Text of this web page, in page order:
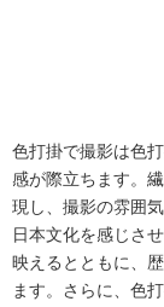
色打掛で撮影は色
感が際立ちます。
現し、撮影の雰囲
日本文化を感じさ
映えるとともに、
ます。さらに、色